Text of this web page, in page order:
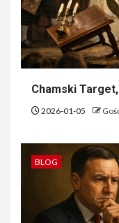
Chamski
2026-01-05
BLOG